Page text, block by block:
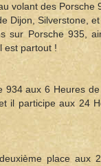
volant des Porsche
Dijon, Silverstone,
sur Porsche 935,
est partout !
934 aux 6 Heures
il participe aux 24
place aux